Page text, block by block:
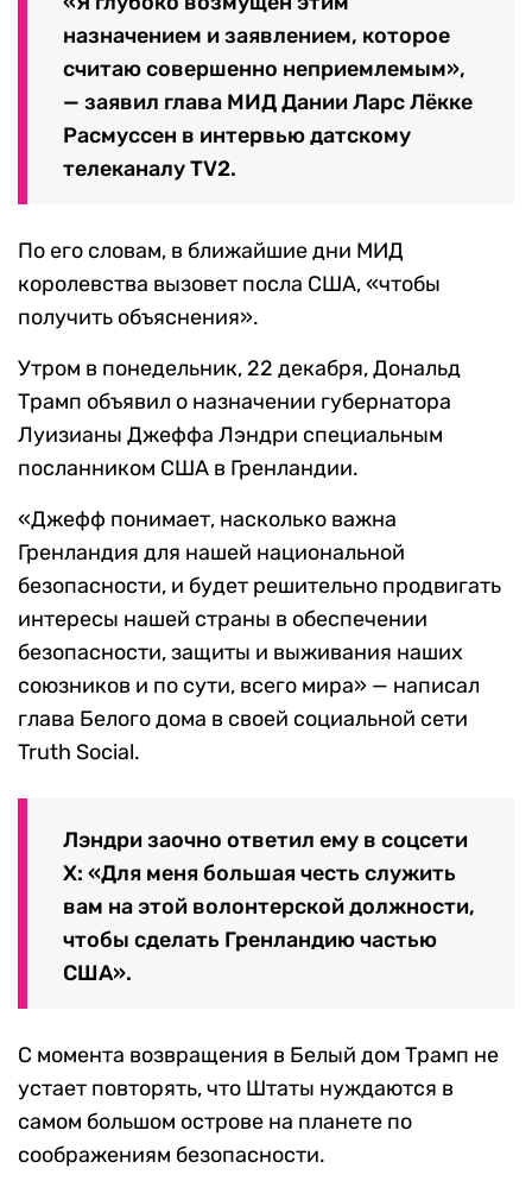
назначением и заявлением, которое
считаю совершенно неприемлемым»,
— заявил глава МИД Дании Ларс Лёкке
Расмуссен в интервью датскому
телеканалу TV2.
По его словам, в ближайшие дни МИД
королевства вызовет посла США, «чтобы
получить объяснения».
Утром в понедельник, 22 декабря, Дональд
Трамп объявил о назначении губернатора
Луизианы Джеффа Лэндри специальным
посланником США в Гренландии.
«Джефф понимает, насколько важна
Гренландия для нашей национальной
безопасности, и будет решительно продвигать
интересы нашей страны в обеспечении
безопасности, защиты и выживания наших
союзников и по сути, всего мира» — написал
глава Белого дома в своей социальной сети
Truth Social.
Лэндри заочно ответил ему в соцсети
X: «Для меня большая честь служить
вам на этой волонтерской должности,
чтобы сделать Гренландию частью
США».
С момента возвращения в Белый дом Трамп не
устает повторять, что Штаты нуждаются в
самом большом острове на планете по
соображениям безопасности.